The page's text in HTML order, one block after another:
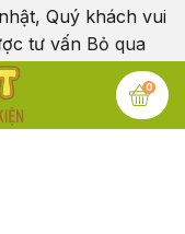
Quý khách vui
tư vấn Bỏ qua
0